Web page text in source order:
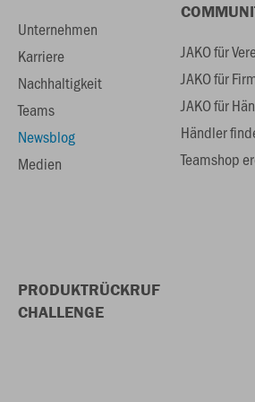
Unternehmen
Karriere
Nachhaltigkeit
Teams
Newsblog
Medien
JAKO für
JAKO für
JAKO für
Händler
Teamshop
PRODUKTRÜCKRUF
CHALLENGE